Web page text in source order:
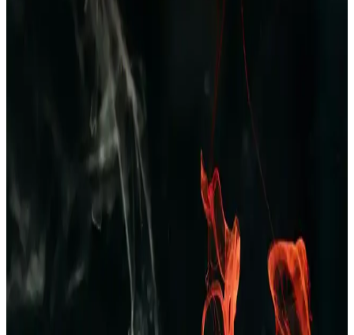
Erkek Yazlık Pijama Altları: Rahat ve Şık
Seçenekler ile Yaz Aylarında Konfor
Yazlık erkek pijama altları hafif, nefes alabilir kumaşlardan üretilir,
çeşitli modeller ve desenlerde bulunur, uygun fiyat ve kalite dengesi
önemlidir, yaz aylarında rahatlık sağlar.
Dockers 226324 Kahverengi Erkek Terlik: Şıklık ve
Konforu Bir Arada Sunan Modern Tasarım
Dockers 226324 kahverengi erkek terlik, şık tasarımı ve ortopedik
desteğiyle rahatlık ve dayanıklılık sunar, nefes alabilir yapısıyla gün
boyu konfor sağlar.
Erkekler İçin Kareli Pijama Seçenekleri: Rahat ve
Şık Ev Giyim Tarzları
Kareli pijamalar, erkekler arasında popüler olup, rahatlık ve şıklığı
bir arada sunar. Farklı modeller ve kumaş seçenekleriyle ev
giyiminde ideal tercihlerin başında gelir.